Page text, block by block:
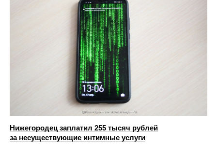
Нижегородец заплатил 255 тысяч рублей
за несуществующие интимные услуги